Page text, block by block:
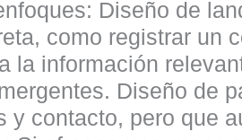
Diseño de
como registrar un
información
Diseño de
contacto, pero que